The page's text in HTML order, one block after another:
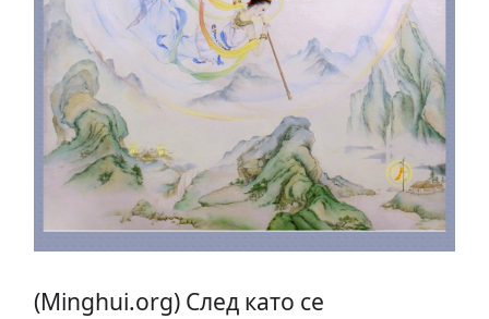
(Minghui.org) След като се